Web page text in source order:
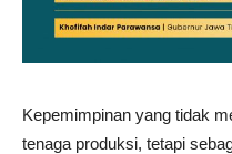
Kepemimpinan yang tidak
tenaga produksi, tetapi